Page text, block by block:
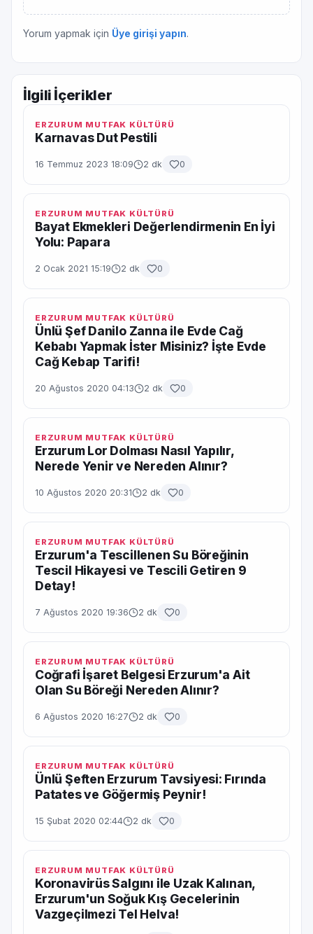
Yorum yapmak için Üye girişi yapın.
İlgili İçerikler
ERZURUM MUTFAK KÜLTÜRÜ
Karnavas Dut Pestili
16 Temmuz 2023 18:09 2 dk 0
ERZURUM MUTFAK KÜLTÜRÜ
Bayat Ekmekleri Değerlendirmenin En İyi
Yolu: Papara
2 Ocak 2021 15:19 2 dk 0
ERZURUM MUTFAK KÜLTÜRÜ
Ünlü Şef Danilo Zanna ile Evde Cağ
Kebabı Yapmak İster Misiniz? İşte Evde
Cağ Kebap Tarifi!
20 Ağustos 2020 04:13 2 dk 0
ERZURUM MUTFAK KÜLTÜRÜ
Erzurum Lor Dolması Nasıl Yapılır,
Nerede Yenir ve Nereden Alınır?
10 Ağustos 2020 20:31 2 dk 0
ERZURUM MUTFAK KÜLTÜRÜ
Erzurum'a Tescillenen Su Böreğinin
Tescil Hikayesi ve Tescili Getiren 9
Detay!
7 Ağustos 2020 19:36 2 dk 0
ERZURUM MUTFAK KÜLTÜRÜ
Coğrafi İşaret Belgesi Erzurum'a Ait
Olan Su Böreği Nereden Alınır?
6 Ağustos 2020 16:27 2 dk 0
ERZURUM MUTFAK KÜLTÜRÜ
Ünlü Şeften Erzurum Tavsiyesi: Fırında
Patates ve Göğermiş Peynir!
15 Şubat 2020 02:44 2 dk 0
ERZURUM MUTFAK KÜLTÜRÜ
Koronavirüs Salgını ile Uzak Kalınan,
Erzurum'un Soğuk Kış Gecelerinin
Vazgeçilmezi Tel Helva!